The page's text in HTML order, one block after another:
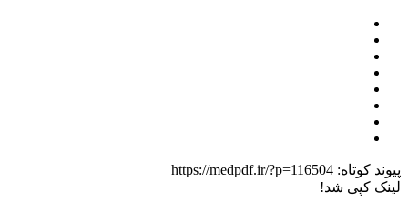
پیوند کوتاه: https://medpdf.ir/?p=116504
لینک کپی شد!